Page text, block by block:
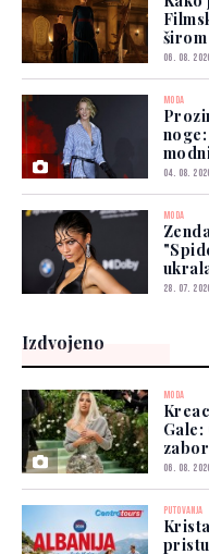
06. 08.
MODA
04. 08.
MODA
28. 07.
Izdvojeno
MODA
Gale:
06. 08.
PUTOVANJA